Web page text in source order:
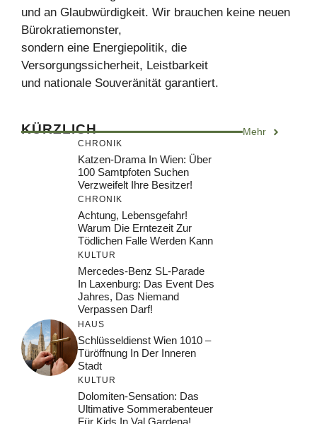
und an Glaubwürdigkeit. Wir brauchen keine neuen
Bürokratiemonster,
sondern eine Energiepolitik, die
Versorgungssicherheit, Leistbarkeit
und nationale Souveränität garantiert.
KÜRZLICH Mehr
CHRONIK
Katzen-Drama In Wien: Über
100 Samtpfoten Suchen
Verzweifelt Ihre Besitzer!
CHRONIK
Achtung, Lebensgefahr!
Warum Die Erntezeit Zur
Tödlichen Falle Werden Kann
KULTUR
Mercedes-Benz SL-Parade
In Laxenburg: Das Event Des
Jahres, Das Niemand
Verpassen Darf!
HAUS
Schlüsseldienst Wien 1010 –
Türöffnung In Der Inneren
Stadt
KULTUR
Dolomiten-Sensation: Das
Ultimative Sommerabenteuer
Für Kids In Val Gardena!